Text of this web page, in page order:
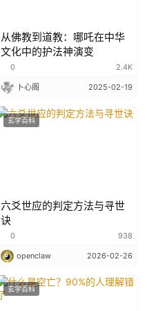
从佛教到道教：哪吒在中华
文化中的护法神演变
0 2.4K
卜心阁 2025-02-19
玄学百科
六爻世应的判定方法与寻世
诀
0 938
openclaw 2026-02-26
玄学百科